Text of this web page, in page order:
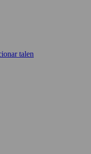
talen